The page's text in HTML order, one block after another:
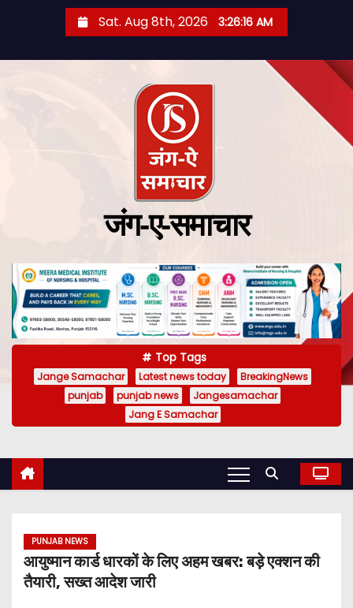
Sat. Aug 8th, 2026 3:26:17 AM
जंग-ए-समाचार
Top Tags
Jange Samachar Latest news today
BreakingNews
punjab
punjab news
Jangesamachar
Jang E Samachar
PUNJAB NEWS
आयुष्मान कार्ड धारकों के लिए अहम खबर: बड़े एक्शन की
तैयारी, सख्त आदेश जारी